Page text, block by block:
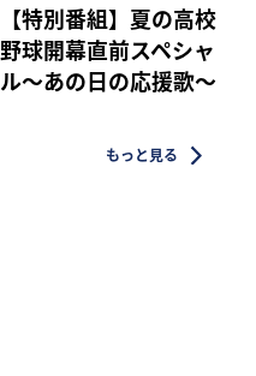
【特別番組】夏の高校
野球開幕直前スペシャ
ル〜あの日の応援歌〜
もっと見る